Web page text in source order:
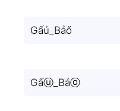
Gấú_Bảő
Gấⓤ_Bảⓞ